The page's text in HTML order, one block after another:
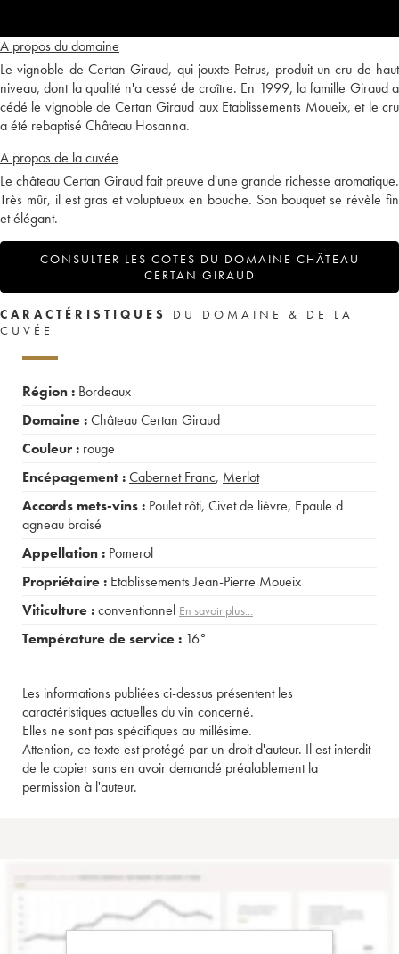
A propos du domaine
Le vignoble de Certan Giraud, qui jouxte Petrus, produit un cru de haut
niveau, dont la qualité n'a cessé de croître. En 1999, la famille Giraud a
cédé le vignoble de Certan Giraud aux Etablissements Moueix, et le cru
a été rebaptisé Château Hosanna.
A propos de la cuvée
Le château Certan Giraud fait preuve d'une grande richesse aromatique.
Très mûr, il est gras et voluptueux en bouche. Son bouquet se révèle fin
et élégant.
CONSULTER LES COTES DU DOMAINE CHÂTEAU
CERTAN GIRAUD
CARACTÉRISTIQUES
DU DOMAINE & DE LA
CUVÉE
Région : Bordeaux
Domaine :Château Certan Giraud
Couleur : rouge
Encépagement :Cabernet Franc, Merlot
Accords mets-vins : Poulet rôti, Civet de lièvre, Epaule d
agneau braisé
Appellation : Pomerol
Propriétaire : Etablissements Jean-Pierre Moueix
Viticulture :conventionnel En savoir plus...
Température de service : 16°
Les informations publiées ci-dessus présentent les
caractéristiques actuelles du vin concerné.
Elles ne sont pas spécifiques au millésime.
Attention, ce texte est protégé par un droit d'auteur. Il est interdit
de le copier sans en avoir demandé préalablement la
permission à l'auteur.